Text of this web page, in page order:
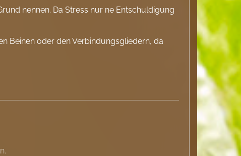
nennen. Da Stress nur ne Entschuldigung
Beinen oder den Verbindungsgliedern, da